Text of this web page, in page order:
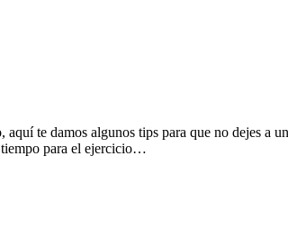
te damos algunos tips para que no dejes a
para el ejercicio…